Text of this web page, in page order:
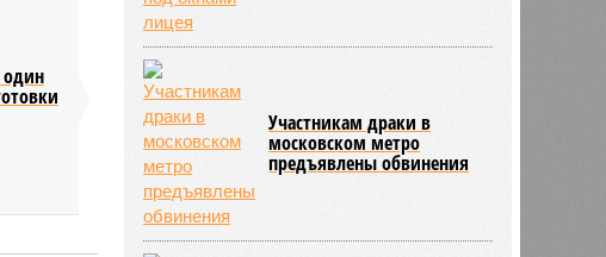
один
Участникам драки в
московском метро
предъявлены обвинения